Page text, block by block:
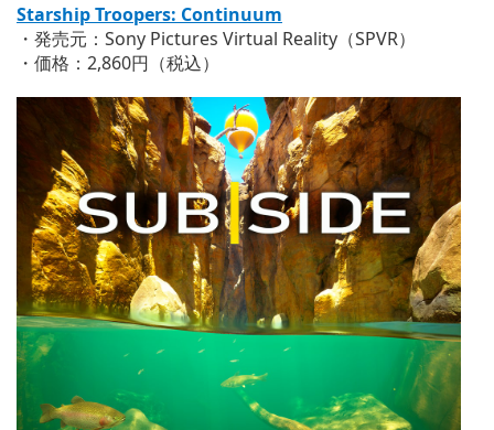
Starship Troopers: Continuum
・発売元：Sony Pictures Virtual Reality（SPVR）
・価格：2,860円（税込）